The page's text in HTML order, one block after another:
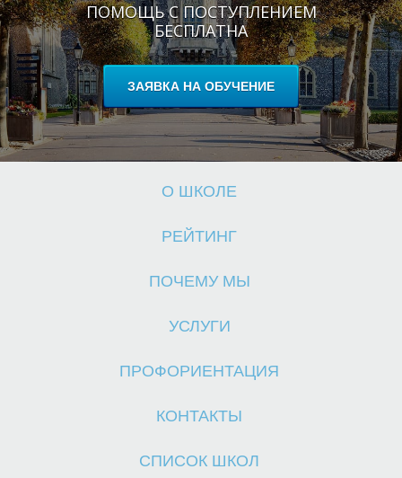
ПОМОЩЬ С ПОСТУПЛЕНИЕМ
БЕСПЛАТНА
ЗАЯВКА НА ОБУЧЕНИЕ
О ШКОЛЕ
РЕЙТИНГ
ПОЧЕМУ МЫ
УСЛУГИ
ПРОФОРИЕНТАЦИЯ
КОНТАКТЫ
СПИСОК ШКОЛ
Ш